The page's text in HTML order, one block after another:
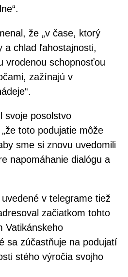
že „v čase, ktorý
a chlad ľahostajnosti,
vrodenou schopnosťou
zažínajú v
svoje posolstvo
toto podujatie môže
sme si znovu uvedomili
napomáhanie dialógu a
v telegrame tiež
začiatkom tohto
Vatikánskeho
sa zúčastňuje na podujatí
stého výročia svojho